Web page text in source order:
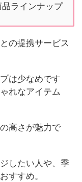
ラインナップ
の提携サービス
は少なめです
れなアイテム
高さが魅力で
したい人や、季
すすめ。